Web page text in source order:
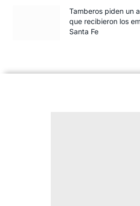
Tamberos piden un
que recibieron los
Santa Fe